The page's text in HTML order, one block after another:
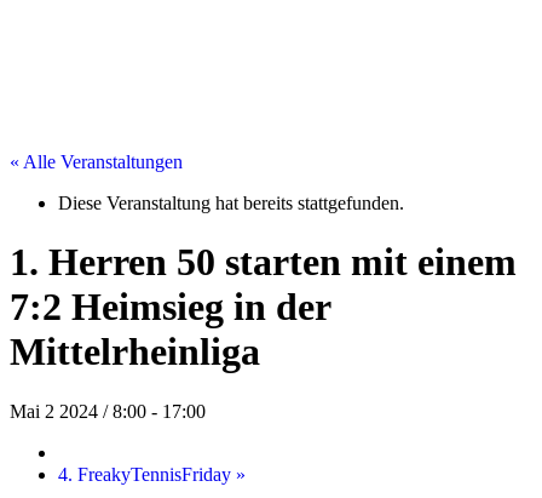
« Alle Veranstaltungen
Diese Veranstaltung hat bereits stattgefunden.
1. Herren 50 starten mit einem
7:2 Heimsieg in der
Mittelrheinliga
Mai 2 2024 / 8:00 - 17:00
4. FreakyTennisFriday »